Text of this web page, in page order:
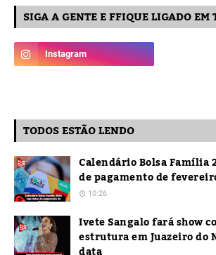
SIGA A GENTE E FFIQUE LIGADO EM
TODOS ESTÃO LENDO
Calendário Bolsa Família
de pagamento de
10:26
Ivete Sangalo fará show
estrutura em Juazeiro do